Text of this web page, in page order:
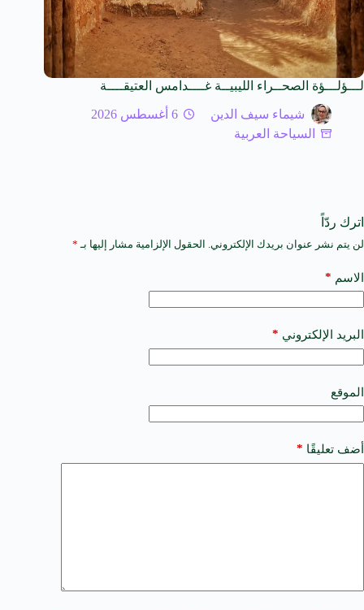
لـــؤلـــؤة الصحــراء الليبيــة غــــدامس العتيقــــة
شيماء سيف الدين
6 أغسطس 2026
السياحة العربية
اترك ردّاً
لن يتم نشر عنوان بريدك الإلكتروني. الحقول الإلزامية مشار إليها بـ *
الاسم *
البريد الإلكتروني *
الموقع
أضف تعليقًا *
A
t
e
a
t
i
e
: